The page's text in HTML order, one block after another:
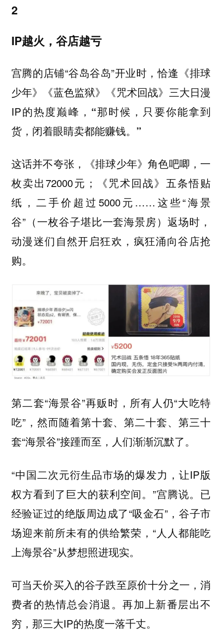
2
IP越火，谷店越亏
宫腾的店铺“谷岛谷岛”开业时，恰逢《排球
少年》《蓝色监狱》《咒术回战》三大日漫
IP的热度巅峰， “那时候，只要你能拿到
货，闭着眼睛卖都能赚钱。”
这话并不夸张，《排球少年》角色吧唧，一
枚卖出72000元；《咒术回战》五条悟贴
纸，二手价超过5000元……这些“海景
谷”（一枚谷子堪比一套海景房）返场时，
动漫迷们自然开启狂欢，疯狂涌向谷店抢
购。
第二套“海景谷”再贩时，所有人仍“大吃特
吃”，然而随着第十套、第二十套、第三十
套“海景谷”接踵而至，人们渐渐沉默了。
“中国二次元衍生品市场的爆发力，让IP版
权方看到了巨大的获利空间。”宫腾说。已
经验证过的绝版周边成了“吸金石”，谷子市
场迎来前所未有的供给繁荣，“人人都能吃
上海景谷”从梦想照进现实。
可当天价买入的谷子跌至原价十分之一，消
费者的热情总会消退。再加上新番层出不
穷，那三大IP的热度一落千丈。